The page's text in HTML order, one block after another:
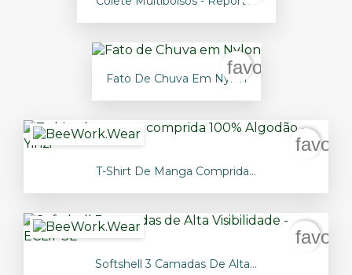
Fato De Chuva Em Nylon
favorite_border
T-Shirt De Manga Comprida...
Softshell 3 Camadas De Alta...